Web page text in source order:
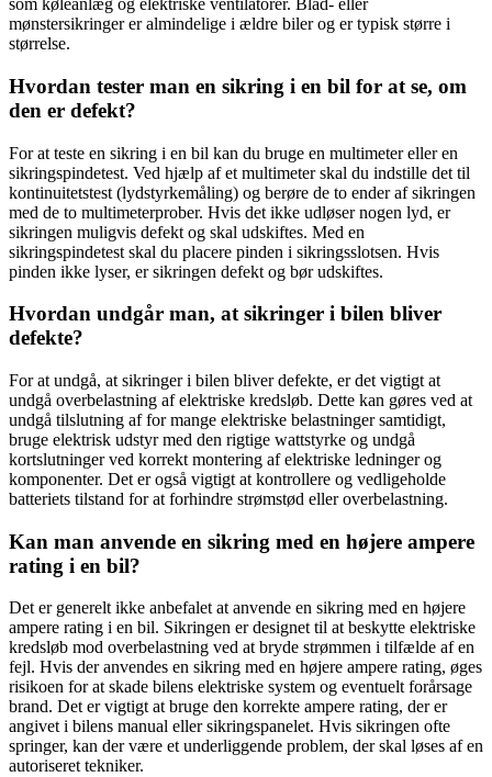
som køleanlæg og elektriske ventilatorer. Blad- eller
mønstersikringer er almindelige i ældre biler og er typisk større i
størrelse.
Hvordan tester man en sikring i en bil for at se, om
den er defekt?
For at teste en sikring i en bil kan du bruge en multimeter eller en
sikringspindetest. Ved hjælp af et multimeter skal du indstille det til
kontinuitetstest (lydstyrkemåling) og berøre de to ender af sikringen
med de to multimeterprober. Hvis det ikke udløser nogen lyd, er
sikringen muligvis defekt og skal udskiftes. Med en
sikringspindetest skal du placere pinden i sikringsslotsen. Hvis
pinden ikke lyser, er sikringen defekt og bør udskiftes.
Hvordan undgår man, at sikringer i bilen bliver
defekte?
For at undgå, at sikringer i bilen bliver defekte, er det vigtigt at
undgå overbelastning af elektriske kredsløb. Dette kan gøres ved at
undgå tilslutning af for mange elektriske belastninger samtidigt,
bruge elektrisk udstyr med den rigtige wattstyrke og undgå
kortslutninger ved korrekt montering af elektriske ledninger og
komponenter. Det er også vigtigt at kontrollere og vedligeholde
batteriets tilstand for at forhindre strømstød eller overbelastning.
Kan man anvende en sikring med en højere ampere
rating i en bil?
Det er generelt ikke anbefalet at anvende en sikring med en højere
ampere rating i en bil. Sikringen er designet til at beskytte elektriske
kredsløb mod overbelastning ved at bryde strømmen i tilfælde af en
fejl. Hvis der anvendes en sikring med en højere ampere rating, øges
risikoen for at skade bilens elektriske system og eventuelt forårsage
brand. Det er vigtigt at bruge den korrekte ampere rating, der er
angivet i bilens manual eller sikringspanelet. Hvis sikringen ofte
springer, kan der være et underliggende problem, der skal løses af en
autoriseret tekniker.